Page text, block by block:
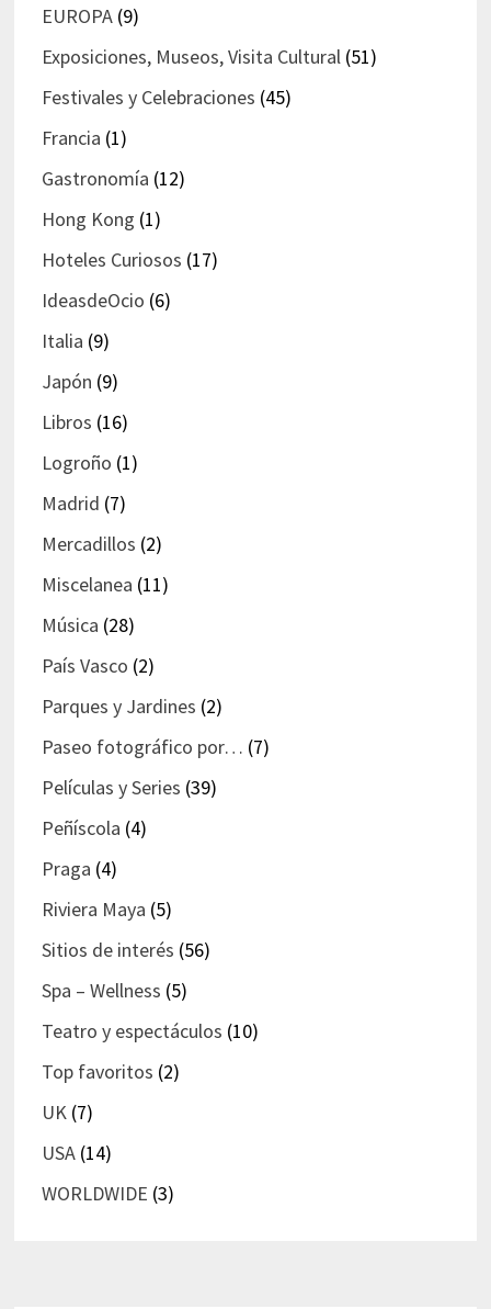
EUROPA(9)
Exposiciones, Museos, Visita Cultural(51)
Festivales y Celebraciones (45)
Francia (1)
Gastronomía (12)
Hong Kong (1)
Hoteles Curiosos (17)
IdeasdeOcio (6)
Italia (9)
Japón (9)
Libros (16)
Logroño (1)
Madrid (7)
Mercadillos (2)
Miscelanea (11)
Música (28)
País Vasco (2)
Parques y Jardines (2)
Paseo fotográfico por… (7)
Películas y Series (39)
Peñíscola (4)
Praga (4)
Riviera Maya (5)
Sitios de interés (56)
Spa – Wellness (5)
Teatro y espectáculos (10)
Top favoritos (2)
UK(7)
USA(14)
WORLDWIDE (3)